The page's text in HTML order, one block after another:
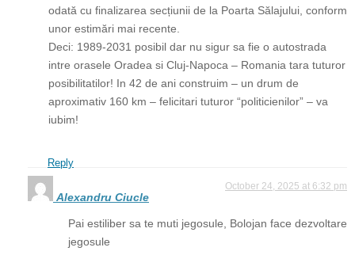
odată cu finalizarea secțiunii de la Poarta Sălajului, conform
unor estimări mai recente.
Deci: 1989-2031 posibil dar nu sigur sa fie o autostrada
intre orasele Oradea si Cluj-Napoca – Romania tara tuturor
posibilitatilor! In 42 de ani construim – un drum de
aproximativ 160 km – felicitari tuturor “politicienilor” – va
iubim!
Reply
Alexandru Ciucle
October 24, 2025 at 6:32 pm
Pai estiliber sa te muti jegosule, Bolojan face dezvoltare
jegosule